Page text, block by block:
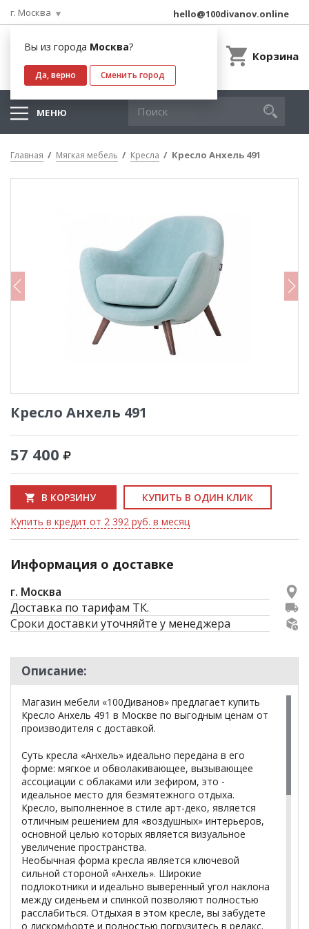
г. Москва
Вы из города Москва?
Да, верно Сменить город
hello@100divanov.online
Корзина
МЕНЮ
Главная Мягкая мебель Кресла Кресло Анхель 491
Кресло Анхель 491
57 400
В КОРЗИНУ
КУПИТЬ В ОДИН КЛИК
Купить в кредит от 2 392 руб. в месяц
Информация о доставке
г. Москва
Доставка по тарифам ТК.
Сроки доставки уточняйте у менеджера
Описание:
Магазин мебели «100Диванов» предлагает купить
Кресло Анхель 491 в Москве по выгодным ценам от
производителя с доставкой.
Суть кресла «Анхель» идеально передана в его
форме: мягкое и обволакивающее, вызывающее
ассоциации с облаками или зефиром, это -
идеальное место для безмятежного отдыха.
Кресло, выполненное в стиле арт-деко, является
отличным решением для «воздушных» интерьеров,
основной целью которых является визуальное
увеличение пространства.
Необычная форма кресла является ключевой
сильной стороной «Анхель». Широкие
подлокотники и идеально выверенный угол наклона
между сиденьем и спинкой позволяют полностью
расслабиться. Отдыхая в этом кресле, вы забудете
о дискомфорте и полностью погрузитесь в релакс.